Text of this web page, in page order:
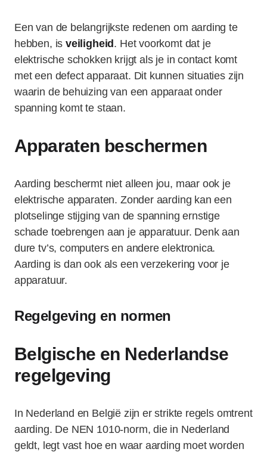
Een van de belangrijkste redenen om aarding te
hebben, isveiligheid . Het voorkomt dat je
elektrische schokken krijgt als je in contact komt
met een defect apparaat. Dit kunnen situaties zijn
waarin de behuizing van een apparaat onder
spanning komt te staan.
Apparaten beschermen
Aarding beschermt niet alleen jou, maar ook je
elektrische apparaten. Zonder aarding kan een
plotselinge stijging van de spanning ernstige
schade toebrengen aan je apparatuur. Denk aan
dure tv’s, computers en andere elektronica.
Aarding is dan ook als een verzekering voor je
apparatuur.
Regelgeving en normen
Belgische en Nederlandse
regelgeving
In Nederland en België zijn er strikte regels omtrent
aarding. De NEN 1010-norm, die in Nederland
geldt, legt vast hoe en waar aarding moet worden